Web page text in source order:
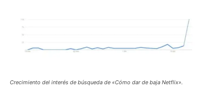
Crecimiento del interés de búsqueda de «Cómo dar de baja Netflix».